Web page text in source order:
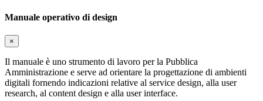
Manuale operativo di design
×
Il manuale è uno strumento di lavoro per la Pubblica
Amministrazione e serve ad orientare la progettazione di ambienti
digitali fornendo indicazioni relative al service design, alla user
research, al content design e alla user interface.